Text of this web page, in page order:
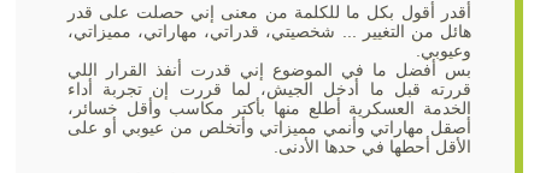
أقدر أقول بكل ما للكلمة من معنى إني حصلت على قدر
هائل من التغيير ... شخصيتي، قدراتي، مهاراتي، مميزاتي،
وعيوبي.
بس أفضل ما في الموضوع إني قدرت أنفذ القرار اللي
قررته قبل ما أدخل الجيش، لما قررت إن تجربة أداء
الخدمة العسكرية أطلع منها بأكتر مكاسب وأقل خسائر،
أصقل مهاراتي وأنمي مميزاتي وأتخلص من عيوبي أو على
الأقل أحطها في حدها الأدنى.